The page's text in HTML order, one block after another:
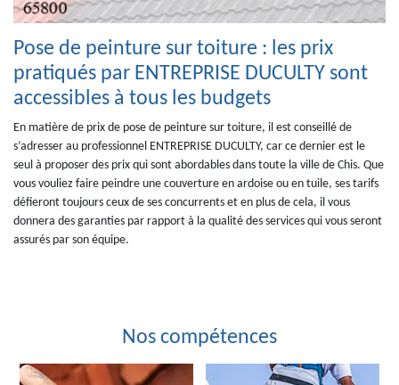
Pose de peinture sur toiture : les prix
pratiqués par ENTREPRISE DUCULTY sont
accessibles à tous les budgets
En matière de prix de pose de peinture sur toiture, il est conseillé de
s’adresser au professionnel ENTREPRISE DUCULTY, car ce dernier est le
seul à proposer des prix qui sont abordables dans toute la ville de Chis. Que
vous vouliez faire peindre une couverture en ardoise ou en tuile, ses tarifs
défieront toujours ceux de ses concurrents et en plus de cela, il vous
donnera des garanties par rapport à la qualité des services qui vous seront
assurés par son équipe.
Nos compétences